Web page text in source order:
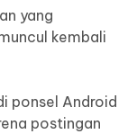
yang
kembali
ponsel Android
postingan